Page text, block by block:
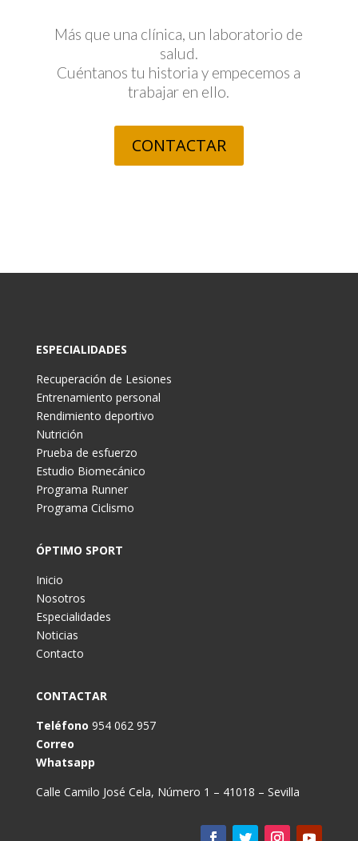
Más que una clínica, un laboratorio de
salud.
Cuéntanos tu historia y empecemos a
trabajar en ello.
CONTACTAR
ESPECIALIDADES
Recuperación de Lesiones
Entrenamiento personal
Rendimiento deportivo
Nutrición
Prueba de esfuerzo
Estudio Biomecánico
Programa Runner
Programa Ciclismo
ÓPTIMO SPORT
Inicio
Nosotros
Especialidades
Noticias
Contacto
CONTACTAR
Teléfono 954 062 957
Correo
Whatsapp
Calle Camilo José Cela, Número 1 – 41018 – Sevilla